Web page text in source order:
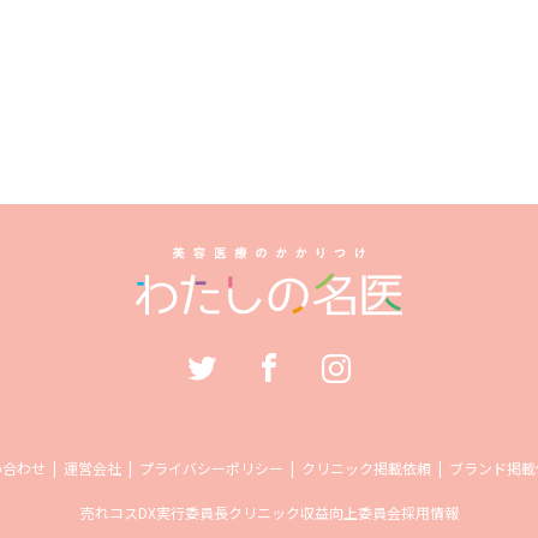
わせ 運営会社 プライバシーポリシー クリニック掲載依頼 ブランド掲
売れコスDX実行委員長クリニック収益向上委員会採用情報